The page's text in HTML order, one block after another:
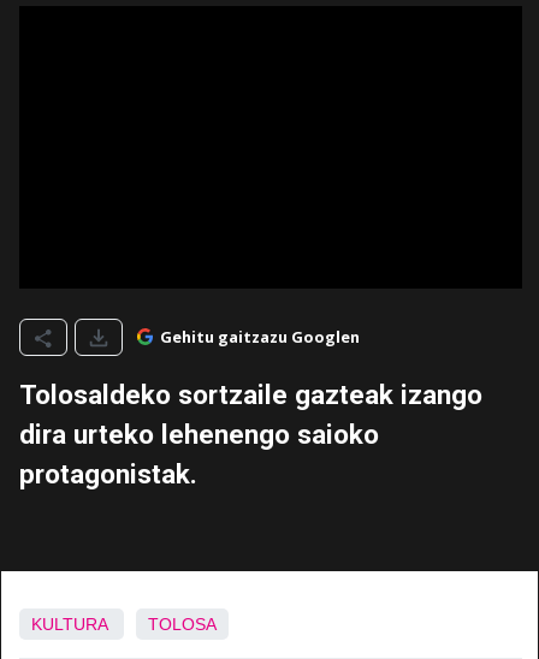
Gehitu gaitzazu Googlen
Tolosaldeko sortzaile gazteak izango
dira urteko lehenengo saioko
protagonistak.
KULTURA TOLOSA